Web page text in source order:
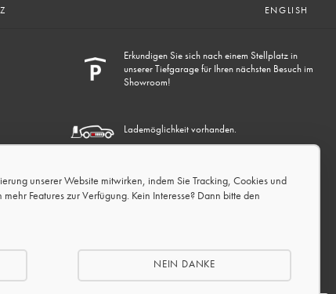
unserer Website mitwirken, indem Sie Tracking, Cookies und
Features zur Verfügung. Kein Interesse? Dann bitte den
NEIN DANKE
ENGLISH
Erkundigen Sie sich nach einem Stellplatz in
unserer Tiefgarage für Ihren nächsten Besuch im
Showroom!
Lademöglichkeit vorhanden.